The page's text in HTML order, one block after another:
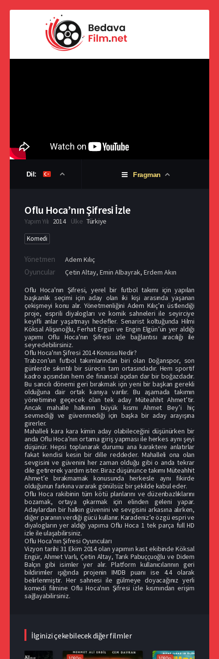
Dil: Fragman
Oflu Hoca’nın Şifresi İzle
Yapım Yılı 2014 Ülke Türkiye
Komedi
Yönetmen Adem Kılıç
Oyuncular Çetin Altay, Emin Albayrak, Erdem Akın
Oflu Hoca'nın Şifresi, yerel bir futbol takımı için yapılan
başkanlık seçimi için aday olan iki kişi arasında yaşanan
çekişmeyi konu alır. Yönetmenliğini Adem Kılıç’ın üstlendiği
proje, esprili diyalogları ve komik sahneleri ile seyirciye
keyifli anlar yaşatmayı hedefler. Senarist koltuğunda Hilmi
Köksal Alişanoğlu, Ferhat Ergün ve Engin Elgün’ün yer aldığı
yapımı Oflu Hoca'nın Şifresi izle bağlantısı aracılığı ile
seyredebilirsiniz.
Oflu Hoca'nın Şifresi 2014 Konusu Nedir?
Trabzon’un futbol takımlarından biri olan Doğanspor, son
günlerde sıkıntılı bir sürecin tam ortasındadır. Hem sportif
kadro açısından hem de finansal açıdan dar bir boğazdadır.
Bu sancılı dönemi geri bırakmak için yeni bir başkan gerekli
olduğuna dair ortak kanıya varılır. Bu aşamada takımın
yönetimine geçecek olan tek aday Müteahhit Ahmet’tir.
Ancak mahalle halkının büyük kısmı Ahmet Bey’i hiç
sevmediği ve güvenmediği için başka bir aday arayışına
girerler.
Mahalleli kara kara kimin aday olabileceğini düşünürken bir
anda Oflu Hoca’nın ortama giriş yapması ile herkes aynı şeyi
düşünür. Hepsi toplanarak durumu ana karaktere anlatırlar
fakat kendisi kesin bir dille reddeder. Mahalleli ona olan
sevgisini ve güvenini her zaman olduğu gibi o anda tekrar
dile getirerek yardım ister. Biraz düşününce takımı Müteahhit
Ahmet’e bırakmamak konusunda herkesle aynı fikirde
olduğunun farkına vararak gönülsüz bir şekilde kabul eder.
Oflu Hoca rakibinin tüm kötü planlarını ve düzenbazlıklarını
bozamak, ortaya çıkarmak için elinden geleni yapar.
Adaylardan bir halkın güvenini ve sevgisini arkasına alırken,
diğer paranın verdiği gücü kullanır. Karadeniz’e özgü espri ve
diyalogların yer aldığı yapıma Oflu Hoca 1 tek parça full HD
izle ile ulaşabilirsiniz.
Oflu Hoca'nın Şifresi Oyuncuları
Vizyon tarihi 31 Ekim 2014 olan yapımın kast ekibinde Köksal
Engür, Ahmet Varlı, Çetin Altay, Tarık Pabuççuoğlu ve Didem
Balçın gibi isimler yer alır. Platform kullanıcılarının geri
bildirimler ışığında projenin IMDB puanı ise 4.4 olarak
belirlenmiştir. Her sahnesi ile gülmeye doyacağınız yerli
komedi filmine Oflu Hoca'nın Şifresi izle kısmından erişim
sağlayabilirsiniz.
İlginizi çekebilecek diğer filmler